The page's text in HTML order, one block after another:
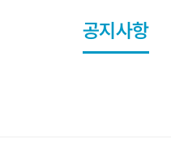
공지사항